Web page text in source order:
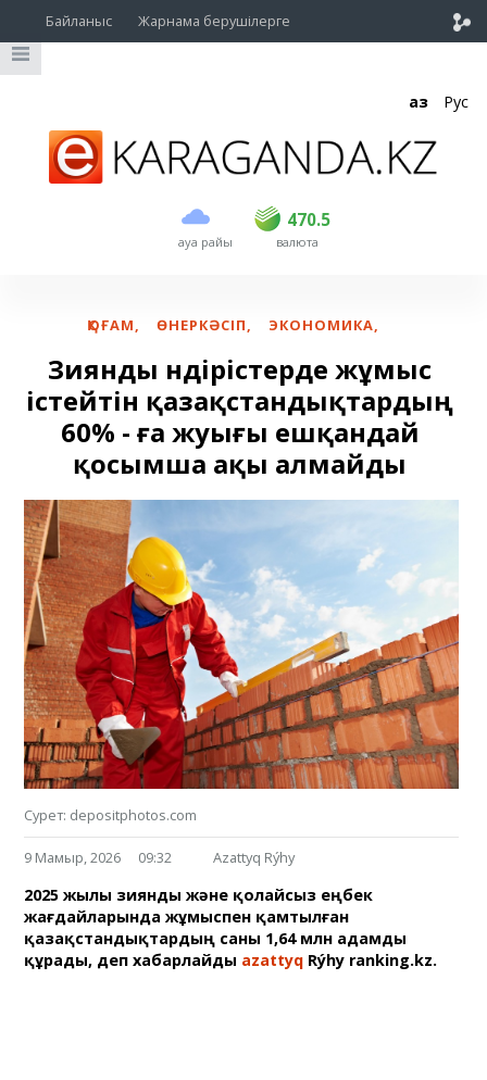
Байланыс Жарнама берушілерге
Қаз Рус
ауа райы
470.5
USD 469.5 470.5
EUR валюта
ҚОҒАМ, ӨНЕРКӘСІП, ЭКОНОМИКА,
Зиянды өндірістерде жұмыс
істейтін қазақстандықтардың
60% - ға жуығы ешқандай
қосымша ақы алмайды
Сурет: depositphotos.com
9 Мамыр, 2026 09:32 Azattyq Rýhy
2025 жылы зиянды және қолайсыз еңбек
жағдайларында жұмыспен қамтылған
қазақстандықтардың саны 1,64 млн адамды
құрады, деп хабарлайды azattyq Rýhy ranking.kz.